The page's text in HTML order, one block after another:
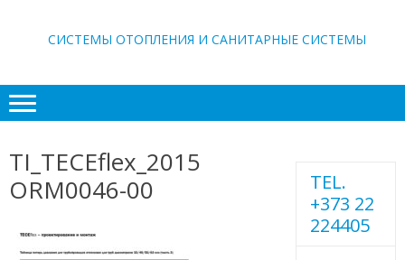
CИСТЕМЫ ОТОПЛЕНИЯ И САНИТАРНЫЕ СИСТЕМЫ
TI_TECEflex_2015
ORM0046-00
TEL.
+373 22
224405